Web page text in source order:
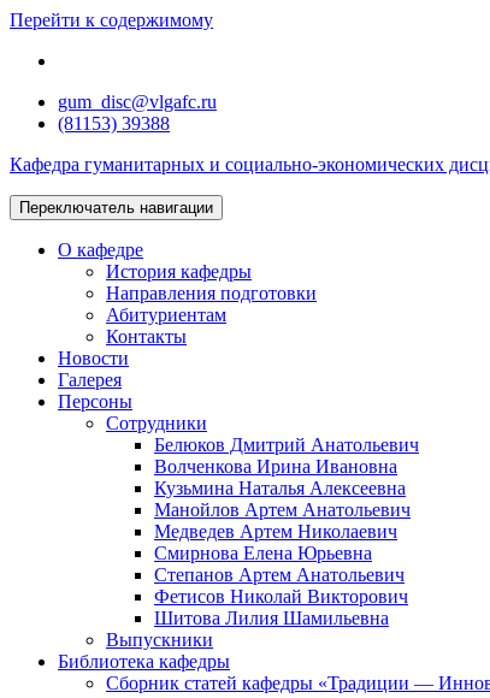
Перейти к содержимому
gum_disc@vlgafc.ru
(81153) 39388
Кафедра гуманитарных и социально-экономических
Переключатель навигации
О кафедре
История кафедры
Направления подготовки
Абитуриентам
Контакты
Новости
Галерея
Персоны
Сотрудники
Белюков Дмитрий Анатольевич
Волченкова Ирина Ивановна
Кузьмина Наталья Алексеевна
Манойлов Артем Анатольевич
Медведев Артем Николаевич
Смирнова Елена Юрьевна
Степанов Артем Анатольевич
Фетисов Николай Викторович
Шитова Лилия Шамильевна
Выпускники
Библиотека кафедры
Сборник статей кафедры «Традиции —